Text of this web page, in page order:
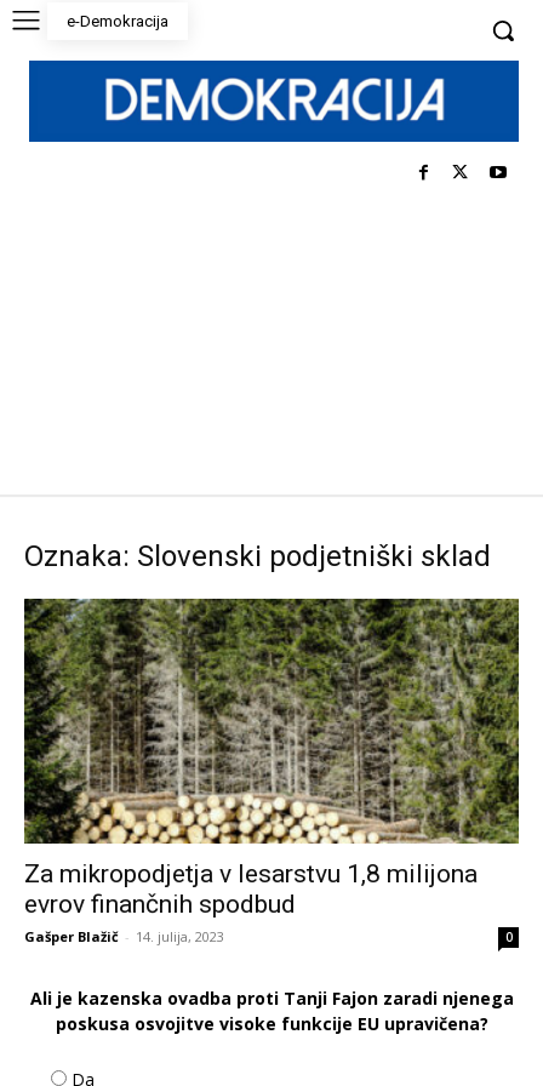
e-Demokracija
Oznaka: Slovenski podjetniški sklad
Za mikropodjetja v lesarstvu 1,8 milijona
evrov finančnih spodbud
Gašper Blažič - 14. julija, 2023 0
Ali je kazenska ovadba proti Tanji Fajon zaradi njenega
poskusa osvojitve visoke funkcije EU upravičena?
Da